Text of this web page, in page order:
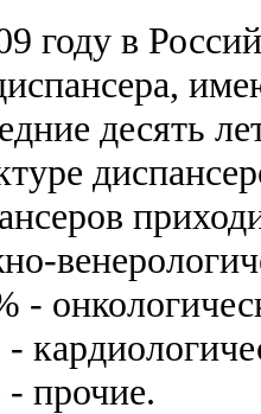
году в
десять
-
- прочие.